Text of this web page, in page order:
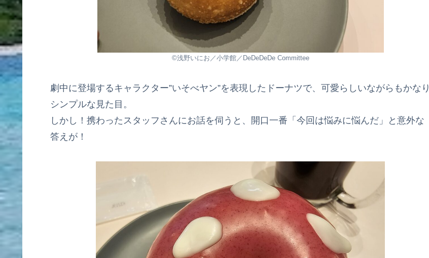
©浅野いにお／小学館／DeDeDeDe Committee
劇中に登場するキャラクター”いそべヤン”を表現したドーナツで、可愛らしいながらもかなり
シンプルな見た目。
しかし！携わったスタッフさんにお話を伺うと、開口一番「今回は悩みに悩んだ」と意外な
答えが！